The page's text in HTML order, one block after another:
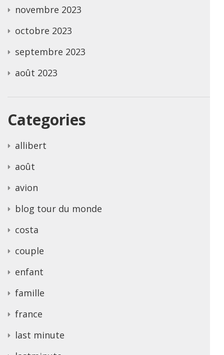
novembre 2023
octobre 2023
septembre 2023
août 2023
Categories
allibert
août
avion
blog tour du monde
costa
couple
enfant
famille
france
last minute